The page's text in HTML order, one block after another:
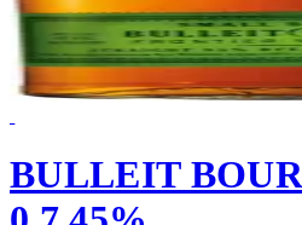
BULLEIT